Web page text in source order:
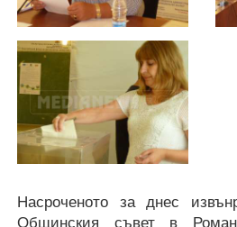
Насроченото за днес
Общинския съвет в